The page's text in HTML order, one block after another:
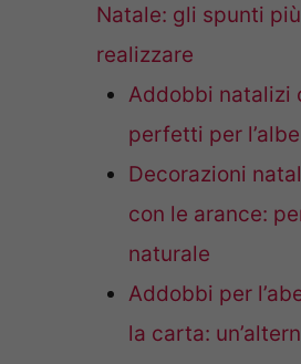
Natale: gli spunti
realizzare
Addobbi natalizi
perfetti per
Decorazioni
con le arance:
naturale
Addobbi per
la carta: